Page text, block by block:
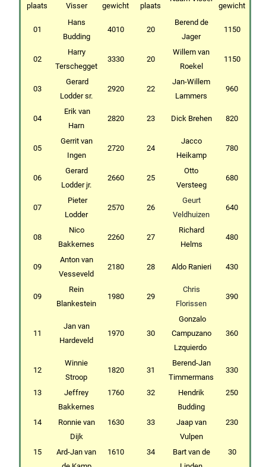
plaats
Visser
gewicht
plaats
gewicht
01
Hans
Budding
4010 20
Berend de
Jager
1150
02
Harry
Terschegget
3330 20
Willem van
Roekel
1150
03
Gerard
Lodder sr.
2920 22
Jan-Willem
Lammers
960
04
Erik van
Harn
2820 23 Dick Brehen 820
05
Gerrit van
Ingen
2720 24
Jacco
Heikamp
780
06
Gerard
Lodder jr.
2660 25
Otto
Versteeg
680
07
Pieter
Lodder
2570 26
Geurt
Veldhuizen
640
08
Nico
Bakkernes
2260 27
Richard
Helms
480
09
Anton van
Vesseveld
2180 28 Aldo Ranieri 430
09
Rein
Blankestein
1980 29
Chris
Florissen
390
11
Jan van
Hardeveld
1970 30
Gonzalo
Campuzano
Lzquierdo
360
12
Winnie
Stroop
1820 31
Berend-Jan
Timmermans
330
13
Jeffrey
Bakkernes
1760 32
Hendrik
Budding
250
14
Ronnie van
Dijk
1630 33
Jaap van
Vulpen
230
15
Ard-Jan van
1610 34
Bart van de
30